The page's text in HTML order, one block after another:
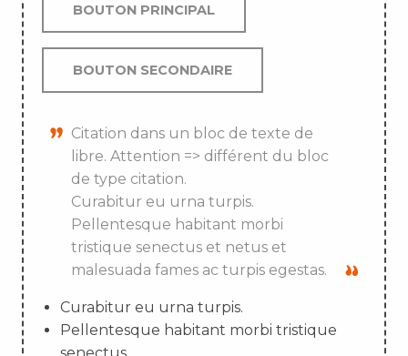
BOUTON PRINCIPAL
BOUTON SECONDAIRE
Citation dans un bloc de texte de
libre. Attention => différent du bloc
de type citation.
Curabitur eu urna turpis.
Pellentesque habitant morbi
tristique senectus et netus et
malesuada fames ac turpis egestas.
Curabitur eu urna turpis.
Pellentesque habitant morbi tristique